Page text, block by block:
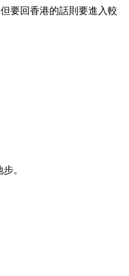
要回香港的話則要進入較
。